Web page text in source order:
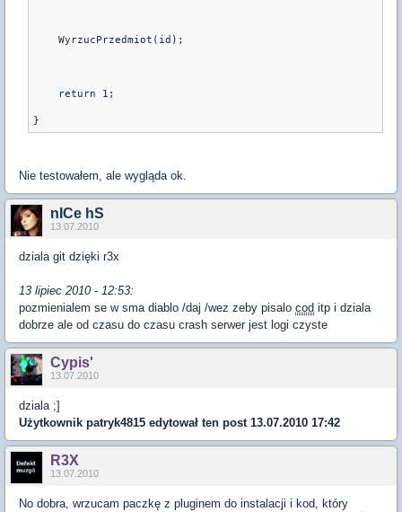
    WyrzucPrzedmiot(id);
    return 1;
Nie testowałem, ale wygląda ok.
nICe hS
13.07.2010
dziala git dzięki r3x
13 lipiec 2010 - 12:53:
pozmienialem se w sma diablo /daj /wez zeby pisalo cod itp i dziala
dobrze ale od czasu do czasu crash serwer jest logi czyste
Cypis'
13.07.2010
dziala ;]
Użytkownik patryk4815 edytował ten post 13.07.2010 17:42
R3X
13.07.2010
No dobra, wrzucam paczkę z pluginem do instalacji i kod, który